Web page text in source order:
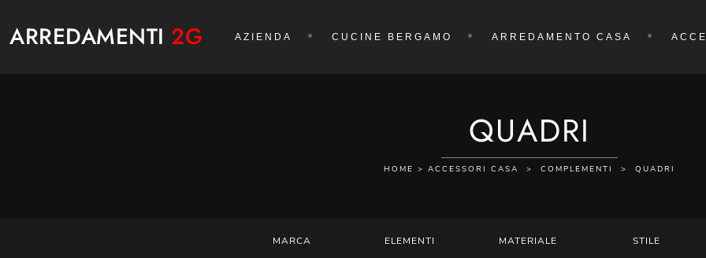
ARREDAMENTI 2G AZIENDA CUCINE BERGAMO ARREDAMENTO CASA
QUADRI
HOME > ACCESSORI CASA > COMPLEMENTI > QUADRI
MARCA ELEMENTI MATERIALE STILE